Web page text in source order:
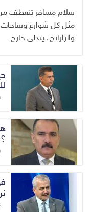
سلام مسافر تنعطف من
مثل كل شوارع وساحات
والرارانج، يتدلى خارج
؟
3